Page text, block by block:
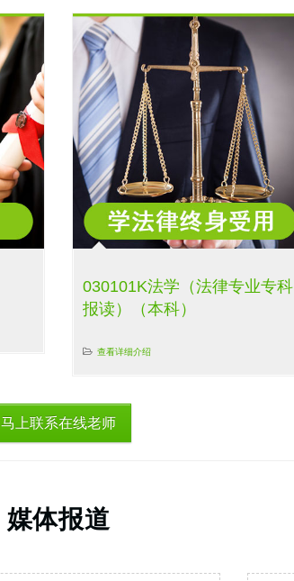
030101K法学（法律专业专科
报读）（本科）
查看详细介绍
马上联系在线老师
媒体报道